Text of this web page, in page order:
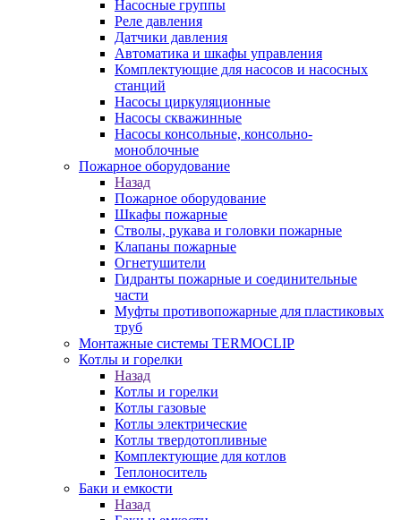
Насосные группы
Реле давления
Датчики давления
Автоматика и шкафы управления
Комплектующие для насосов и насосных
станций
Насосы циркуляционные
Насосы скважинные
Насосы консольные, консольно-
моноблочные
Пожарное оборудование
Назад
Пожарное оборудование
Шкафы пожарные
Стволы, рукава и головки пожарные
Клапаны пожарные
Огнетушители
Гидранты пожарные и соединительные
части
Муфты противопожарные для пластиковых
труб
Монтажные системы TERMOCLIP
Котлы и горелки
Назад
Котлы и горелки
Котлы газовые
Котлы электрические
Котлы твердотопливные
Комплектующие для котлов
Теплоноситель
Баки и емкости
Назад